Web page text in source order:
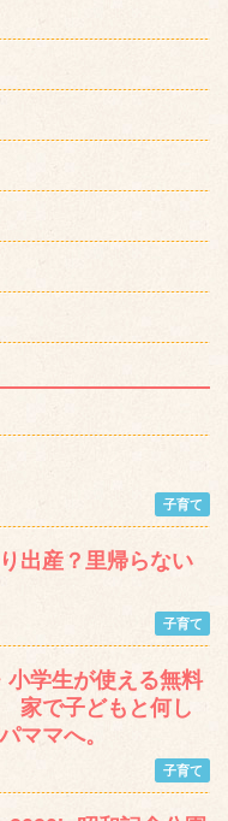
子育て
出産？里帰らない
子育て
小学生が使える無料
家で子どもと何し
ママへ。
子育て